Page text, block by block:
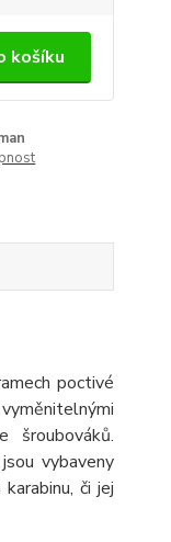
košíku
poctivé
vybaveny
či jej